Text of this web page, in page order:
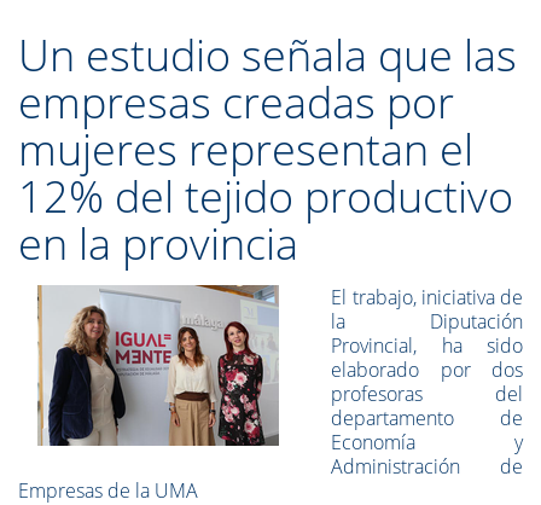
Un estudio señala que las
empresas creadas por
mujeres representan el
12% del tejido productivo
en la provincia
El trabajo, iniciativa de
la Diputación
Provincial, ha sido
elaborado por dos
profesoras del
departamento de
Economía y
Administración de
Empresas de la UMA